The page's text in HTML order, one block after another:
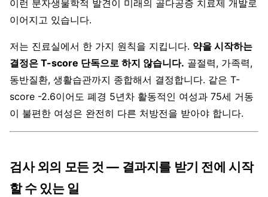
이런 분자생물학적 발견이 미래의 골다공증 치료제 개발로
이어지고 있습니다.
저는 진료실에서 한 가지 원칙을 지킵니다. 약을 시작하는
결정은 T-score 단독으로 하지 않습니다. 골절력, 가족력,
동반질환, 생활습관까지 종합해서 결정합니다. 같은 T-
score -2.6이어도 폐경 5년차 활동적인 여성과 75세 거동
이 불편한 여성은 완전히 다른 처방전을 받아야 합니다.
검사 외의 모든 것 — 결과지를 받기 전에 시작
할 수 있는 일